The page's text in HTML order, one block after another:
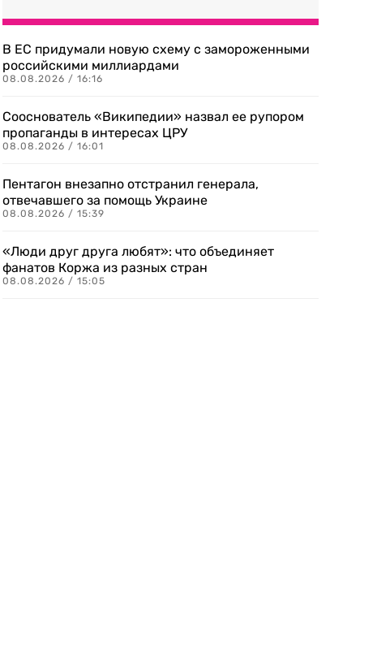
В ЕС придумали новую схему с замороженными
российскими миллиардами
08.08.2026 / 16:16
Сооснователь «Википедии» назвал ее рупором
пропаганды в интересах ЦРУ
08.08.2026 / 16:01
Пентагон внезапно отстранил генерала,
отвечавшего за помощь Украине
08.08.2026 / 15:39
«Люди друг друга любят»: что объединяет
фанатов Коржа из разных стран
08.08.2026 / 15:05